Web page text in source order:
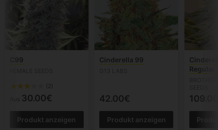
C99
(2)
30.00€
Produkt anzeigen
Cinderella 99
42.00€
Produkt anzeigen
Regular